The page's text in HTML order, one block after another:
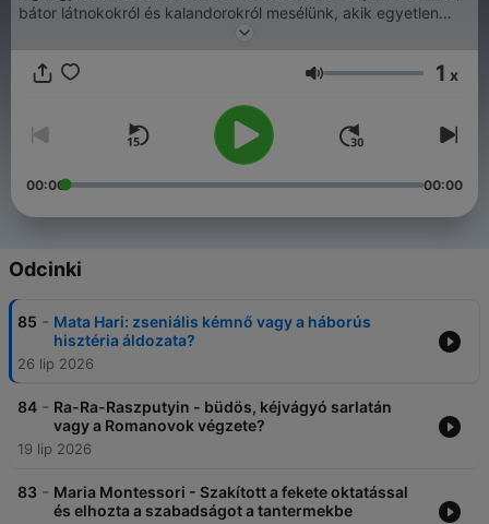
bátor látnokokról és kalandorokról mesélünk, akik egyetlen
életút alatt több életre elegendő élményt, tudást vagy éppen
döntésekből és a legizgalmasabb sorsokból!Głośność 1 x
00:00 00:00
Odcinki
85 - Mata Hari: zseniális kémnő vagy a háborús
hisztéria áldozata?
26 lip 2026
84 - Ra-Ra-Raszputyin - büdös, kéjvágyó sarlatán
vagy a Romanovok végzete?
19 lip 2026
83 - Maria Montessori - Szakított a fekete oktatással
és elhozta a szabadságot a tantermekbe